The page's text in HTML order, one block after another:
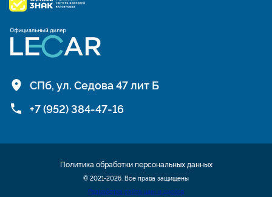
СПб, ул. Седова 47 лит Б
+7 (952) 384-47-16
© 2021-2026. Все права защищены
Разработка сайта шин и дисков
Политика обработки персональных данных